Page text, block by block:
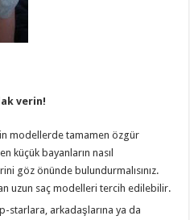
verin!
modellerde tamamen özgür
küçük bayanların nasıl
göz önünde bulundurmalısınız.
uzun saç modelleri tercih edilebilir.
starlara, arkadaşlarına ya da